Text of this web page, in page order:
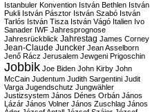
Istanbuler Konvention István Bethlen István
Pukli István Pásztor István Szabó István
Tarlós István Tisza István Vágó Italien Ivo
Sanader IWF Jahresprognose
Jahresrückblick Jahrestag James Corney
Jean-Claude Juncker Jean Asselborn
Jenő Rácz Jerusalem Jewgeni Prigoschin
Jobbik Joe Biden John Kirby John
McCain Judentum Judith Sargentini Judit
Varga Jugendschutz Jungwähler
Justizsystem János Dénes Orbán János
Lázár János Volner János Zuschlag János